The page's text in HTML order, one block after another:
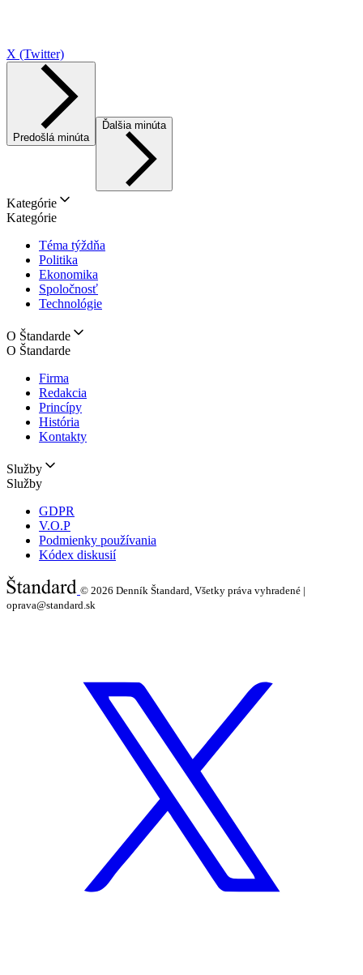
X (Twitter)
Predošlá minúta
Ďalšia minúta
Kategórie
Kategórie
Téma týždňa
Politika
Ekonomika
Spoločnosť
Technológie
O Štandarde
O Štandarde
Firma
Redakcia
Princípy
História
Kontakty
Služby
Služby
GDPR
V.O.P
Podmienky používania
Kódex diskusií
© 2026 Denník Štandard, Všetky práva vyhradené |
oprava@standard.sk